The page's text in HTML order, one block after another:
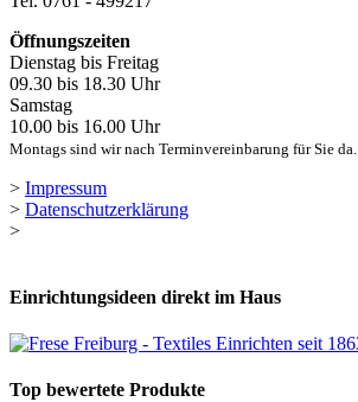
Öffnungszeiten
Dienstag bis Freitag
09.30 bis 18.30 Uhr
Samstag
10.00 bis 16.00 Uhr
Montags sind wir nach Terminvereinbarung für Sie da.
> Impressum
> Datenschutzerklärung
>
Einrichtungsideen direkt im Haus
Top bewertete Produkte